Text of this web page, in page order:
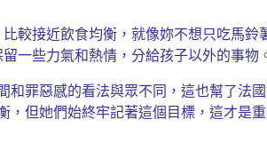
較接近飲食均衡，就像妳不想只吃馬
一些力氣和熱情，分給孩子以外的事物
罪惡感的看法與眾不同，這也幫了法
但她們始終牢記著這個目標，這才是重